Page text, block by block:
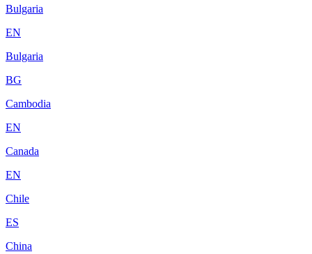
Bulgaria
EN
Bulgaria
BG
Cambodia
EN
Canada
EN
Chile
ES
China